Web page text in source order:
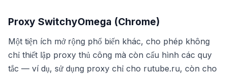
Proxy SwitchyOmega (Chrome)
Một tiện ích mở rộng phổ biến khác, cho phép không
chỉ thiết lập proxy thủ công mà còn cấu hình các quy
tắc — ví dụ, sử dụng proxy chỉ cho rutube.ru, còn cho